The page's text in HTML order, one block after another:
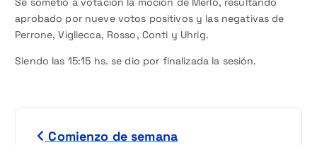
aprobado por nueve votos positivos y las negativas de
Perrone, Vigliecca, Rosso, Conti y Uhrig.
Siendo las 15:15 hs. se dio por finalizada la sesión.
Comienzo de semana